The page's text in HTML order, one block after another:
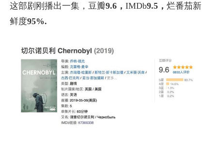
这部剧刚播出一集，豆瓣9.6， IMDb9.5， 烂番茄新
鲜度95%.